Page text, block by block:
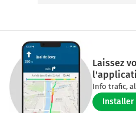
Laissez
Info trafic,
Installer